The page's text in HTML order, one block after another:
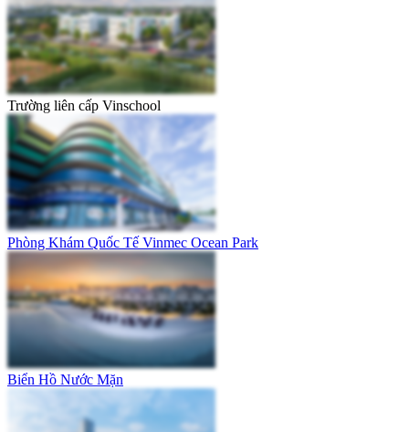
Trường liên cấp Vinschool
Phòng Khám Quốc Tế Vinmec Ocean Park
Biển Hồ Nước Mặn